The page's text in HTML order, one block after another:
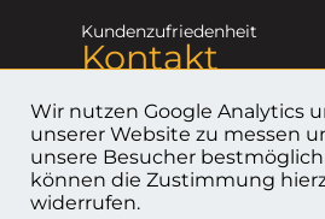
Wir nutzen Google Analytics
unserer Website zu messen
unsere Besucher
können die Zustimmung
widerrufen.
Kundenzufriedenheit
Kontakt
info@devduck.de
Kontaktformular
Impressum
Datenschutzerklärung